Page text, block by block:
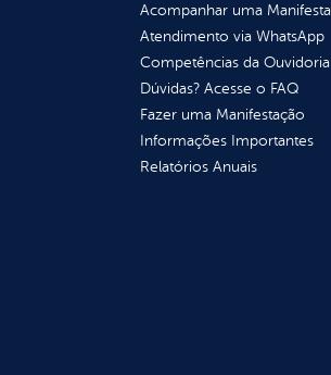
Acompanhar uma
Atendimento via WhatsApp
Competências da Ouvidoria
Dúvidas? Acesse o FAQ
Fazer uma Manifestação
Informações Importantes
Relatórios Anuais